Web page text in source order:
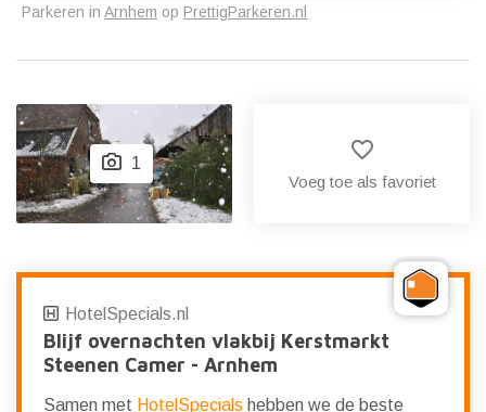
Parkeren in Arnhem op PrettigParkeren.nl
1
favorite_border
Voeg toe als favoriet
HotelSpecials.nl
Blijf overnachten vlakbij Kerstmarkt
Steenen Camer - Arnhem
Samen met HotelSpecials hebben we de beste